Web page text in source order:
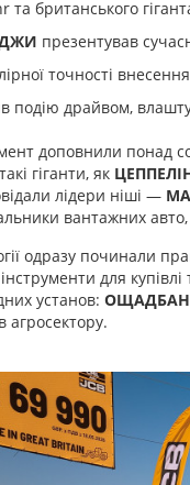
британського
презентував
точності
подію драйвом,
доповнили понад
гіганти, як
лідери ніші —
вантажних
одразу починали
для
установ:
агросектору.